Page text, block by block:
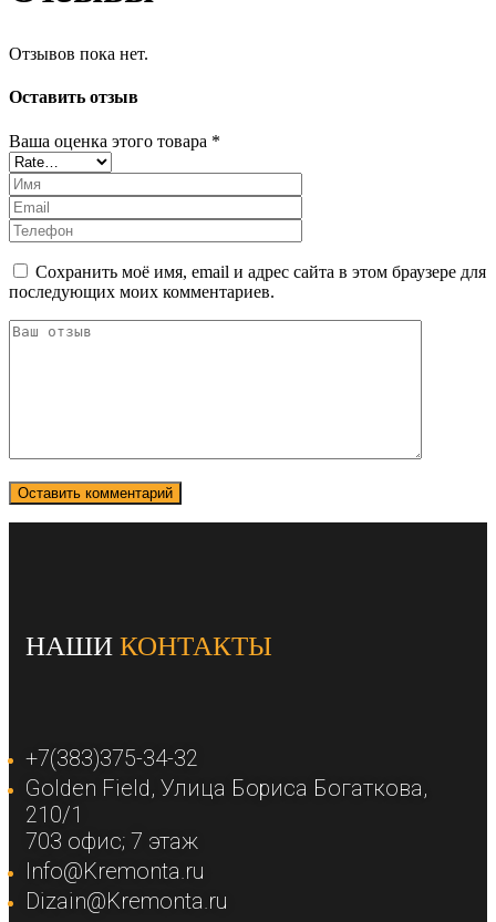
Отзывов пока нет.
Оставить отзыв
Ваша оценка этого товара *
Сохранить моё имя, email и адрес сайта в этом браузере для
последующих моих комментариев.
Оставить комментарий
НАШИ КОНТАКТЫ
+7(383)375-34-32
Golden Field​, Улица Бориса Богаткова,
210/1​
703 офис; 7 этаж​
Info@Kremonta.ru
Dizain@Kremonta.ru